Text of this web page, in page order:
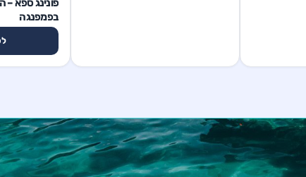
פונינג ספא –
בפמפנגה